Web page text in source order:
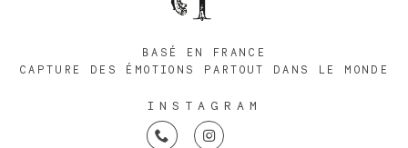
BASÉ EN FRANCE
CAPTURE DES ÉMOTIONS PARTOUT DANS LE MONDE
INSTAGRAM